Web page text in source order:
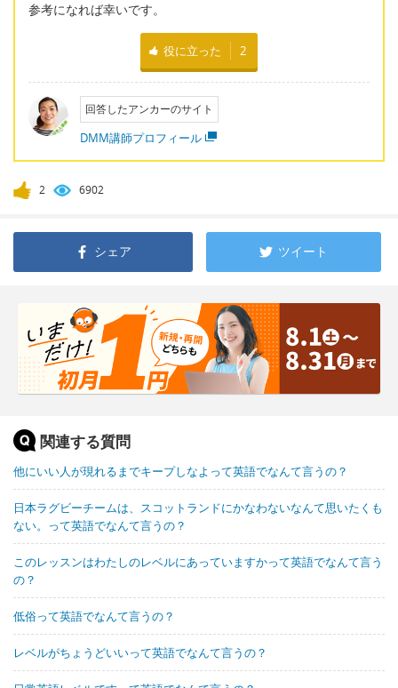
参考になれば幸いです。
役に立った 2
回答したアンカーのサイト
DMM講師プロフィール
2 6902
シェア ツイート
関連する質問
他にいい人が現れるまでキープしなよって英語でなんて言うの？
日本ラグビーチームは、スコットランドにかなわないなんて思いたくも
ない。って英語でなんて言うの？
このレッスンはわたしのレベルにあっていますかって英語でなんて言う
の？
低俗って英語でなんて言うの？
レベルがちょうどいいって英語でなんて言うの？